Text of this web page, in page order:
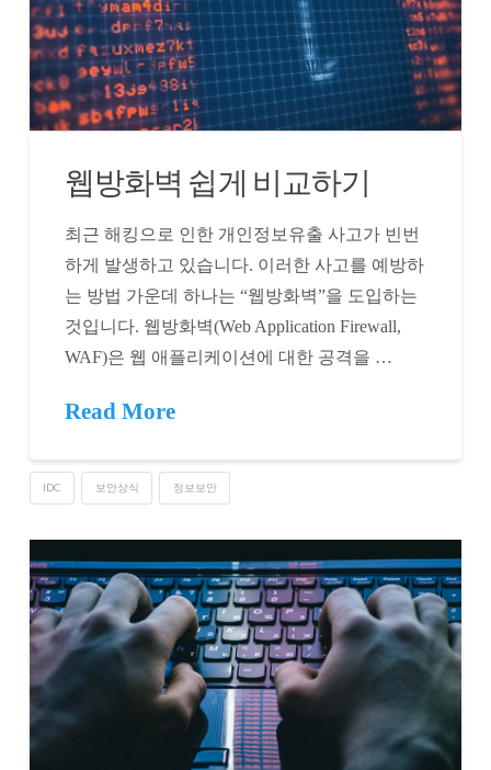
웹방화벽 쉽게 비교하기
최근 해킹으로 인한 개인정보유출 사고가 빈번
하게 발생하고 있습니다. 이러한 사고를 예방하
는 방법 가운데 하나는 “웹방화벽”을 도입하는
것입니다. 웹방화벽(Web Application Firewall,
WAF)은 웹 애플리케이션에 대한 공격을 …
Read More
IDC 보안상식 정보보안